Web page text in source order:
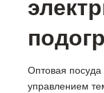
Оптовая
управлением